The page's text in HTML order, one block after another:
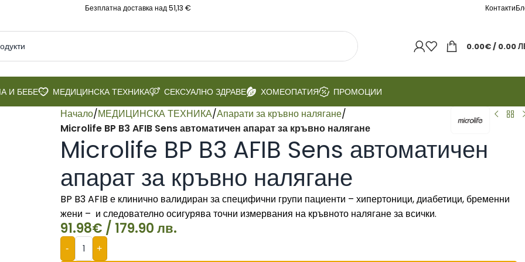
Безплатна доставка над 51,13 € Контакти
0.00€/ 0.00
И БЕБЕ МЕДИЦИНСКА ТЕХНИКА СЕКСУАЛНО ЗДРАВЕ ХОМЕОПАТИЯ ПРОМОЦИИ
Начало/МЕДИЦИНСКА ТЕХНИКА/Апарати за кръвно налягане/
Microlife BP B3 AFIB Sens автоматичен апарат за кръвно налягане
Microlife BP B3 AFIB Sens автоматичен
апарат за кръвно налягане
BP B3 AFIB е клинично валидиран за специфични групи пациенти – хипертоници, диабетици, бременни
жени – и следователно осигурява точни измервания на кръвното налягане за всички.
91.98€ / 179.90 лв.
- +